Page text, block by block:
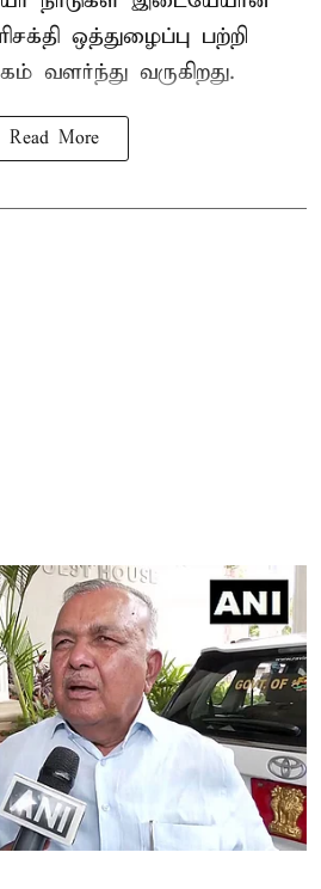
ஒத்துழைப்பு பற்றி
வளர்ந்து வருகிறது.
Read More